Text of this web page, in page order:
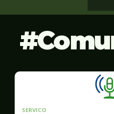
SERVICO